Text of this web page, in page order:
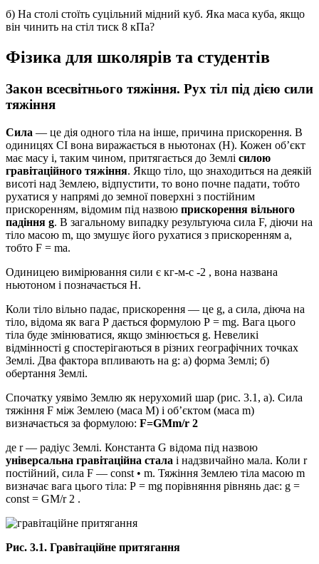
б) На столі стоїть суцільний мідний куб. Яка маса куба, якщо
він чинить на стіл тиск 8 кПа?
Фізика для школярів та студентів
Закон всесвітнього тяжіння. Рух тіл під дією сили
тяжіння
Сила — це дія одного тіла на інше, причина прискорення. В
одиницях СІ вона виражається в ньютонах (Н). Кожен об’єкт
має масу і, таким чином, притягається до Землі силою
гравітаційного тяжіння. Якщо тіло, що знаходиться на деякій
висоті над Землею, відпустити, то воно почне падати, тобто
рухатися у напрямі до земної поверхні з постійним
прискоренням, відомим під назвою прискорення вільного
падіння g. В загальному випадку результуюча сила F, діючи на
тіло масою m, що змушує його рухатися з прискоренням а,
тобто F = ma.
Одиницею вимірювання сили є кг-м-с -2 , вона названа
ньютоном і позначається Н.
Коли тіло вільно падає, прискорення — це g, а сила, діюча на
тіло, відома як вага Р дається формулою Р = mg. Вага цього
тіла буде змінюватися, якщо змінюється g. Невеликі
відмінності g спостерігаються в різних географічних точках
Землі. Два фактора впливають на g: а) форма Землі; б)
обертання Землі.
Спочатку уявімо Землю як нерухомий шар (рис. 3.1, а). Сила
тяжіння F між Землею (маса М) і об’єктом (маса m)
визначається за формулою: F=GMm/r 2
де r — радіус Землі. Константа G відома під назвою
універсальна гравітаційна стала і надзвичайно мала. Коли r
постійний, сила F — const • m. Тяжіння Землею тіла масою m
визначає вага цього тіла: Р = mg порівняння рівнянь дає: g =
const = GM/r 2 .
Рис. 3.1. Гравітаційне притягання